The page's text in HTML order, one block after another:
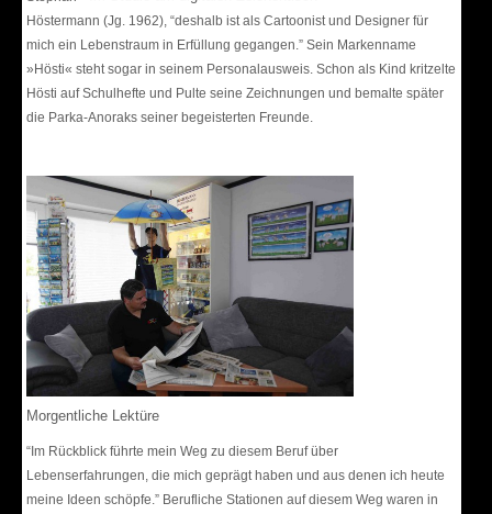
Höstermann (Jg. 1962), “deshalb ist als Cartoonist und Designer für
mich ein Lebenstraum in Erfüllung gegangen.” Sein Markenname
»Hösti« steht sogar in seinem Personalausweis. Schon als Kind kritzelte
Hösti auf Schulhefte und Pulte seine Zeichnungen und bemalte später
die Parka-Anoraks seiner begeisterten Freunde.
Morgentliche Lektüre
“Im Rückblick führte mein Weg zu diesem Beruf über
Lebenserfahrungen, die mich geprägt haben und aus denen ich heute
meine Ideen schöpfe.” Berufliche Stationen auf diesem Weg waren in